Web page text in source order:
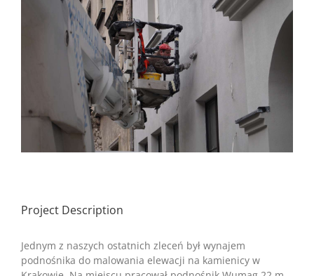
Project Description
Jednym z naszych ostatnich zleceń był wynajem
podnośnika do malowania elewacji na kamienicy w